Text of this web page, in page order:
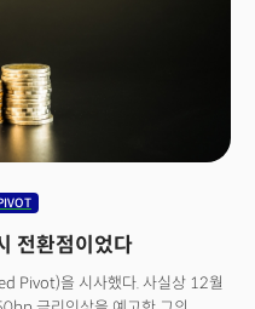
다우는 415포인트(1.26%),
다. S&P500과 나스닥은 올해
2020년 이후 최고의 분기를
이상 오르며 약세장을
전환점이었다
Pivot)을 시사했다. 사실상 12월